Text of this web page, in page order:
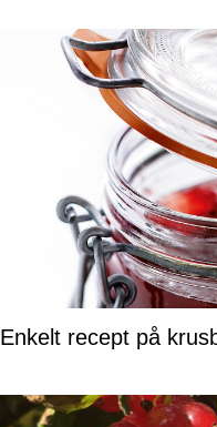
Enkelt recept på